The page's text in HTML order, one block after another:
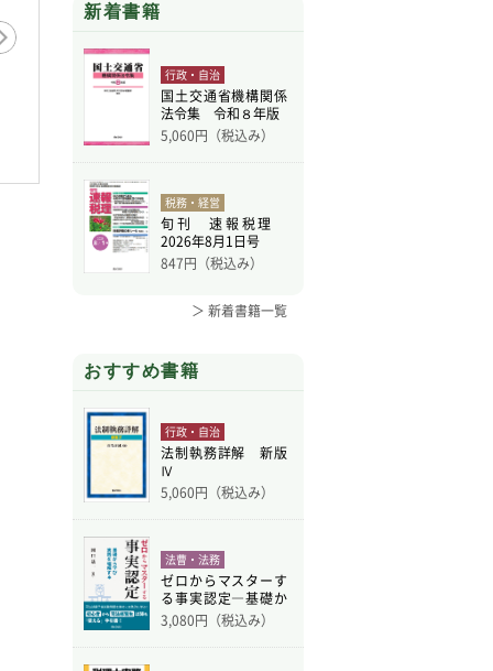
新着書籍
行政・自治
国土交通省機構関係
法令集 令和８年版
5,060円（税込み）
税務・経営
旬刊 速報税理
2026年8月1日号
847円（税込み）
＞ 新着書籍一覧
おすすめ書籍
行政・自治
法制執務詳解 新版
Ⅳ
5,060円（税込み）
法曹・法務
ゼロからマスターす
る事実認定―基礎か
ら学
3,080円（税込み）